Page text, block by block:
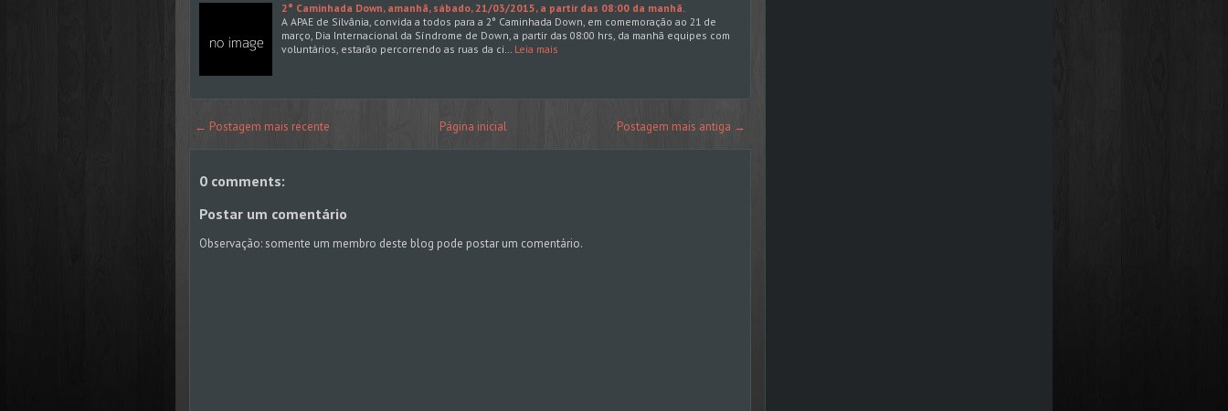
2° Caminhada Down, amanhã, sábado, 21/03/2015, a partir das 08:00 da manhã.
A APAE de Silvânia, convida a todos para a 2° Caminhada Down, em comemoração ao 21 de
março, Dia Internacional da Síndrome de Down, a partir das 08:00 hrs, da manhã equipes com
voluntários, estarão percorrendo as ruas da ci… Leia mais
← Postagem mais recente Postagem mais antiga →
Página inicial
0 comments:
Postar um comentário
Observação: somente um membro deste blog pode postar um comentário.